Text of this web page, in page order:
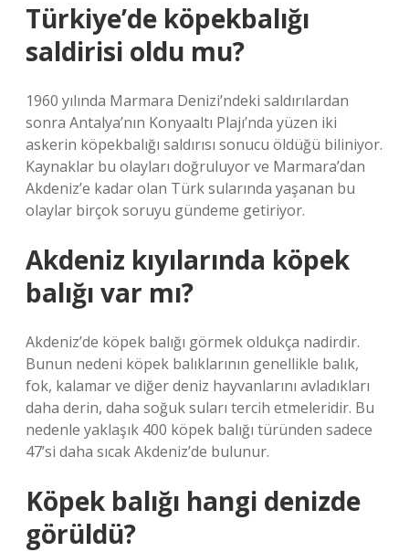
Türkiye’de köpekbalığı
saldirisi oldu mu?
1960 yılında Marmara Denizi’ndeki saldırılardan
sonra Antalya’nın Konyaaltı Plajı’nda yüzen iki
askerin köpekbalığı saldırısı sonucu öldüğü biliniyor.
Kaynaklar bu olayları doğruluyor ve Marmara’dan
Akdeniz’e kadar olan Türk sularında yaşanan bu
olaylar birçok soruyu gündeme getiriyor.
Akdeniz kıyılarında köpek
balığı var mı?
Akdeniz’de köpek balığı görmek oldukça nadirdir.
Bunun nedeni köpek balıklarının genellikle balık,
fok, kalamar ve diğer deniz hayvanlarını avladıkları
daha derin, daha soğuk suları tercih etmeleridir. Bu
nedenle yaklaşık 400 köpek balığı türünden sadece
47’si daha sıcak Akdeniz’de bulunur.
Köpek balığı hangi denizde
görüldü?